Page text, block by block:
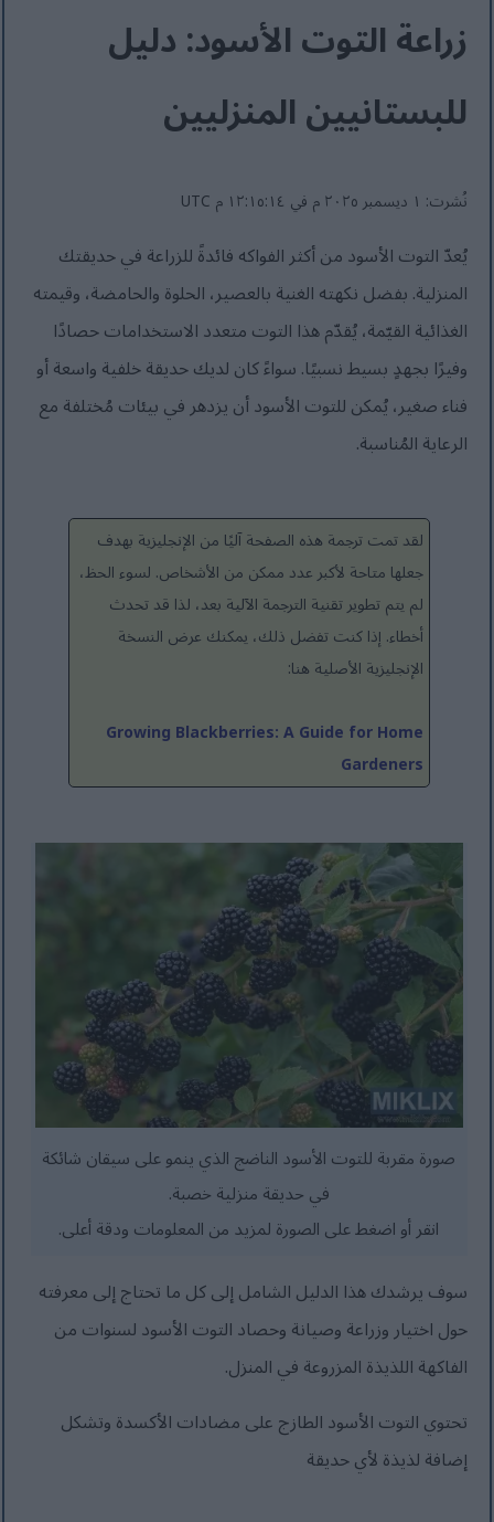
زراعة التوت الأسود: دليل
للبستانيين المنزليين
نُشرت: ١ ديسمبر ٢٠٢٥ م في ١٢:١٥:١٤ م UTC
يُعدّ التوت الأسود من أكثر الفواكه فائدةً للزراعة في حديقتك
المنزلية. بفضل نكهته الغنية بالعصير، الحلوة والحامضة، وقيمته
الغذائية القيّمة، يُقدّم هذا التوت متعدد الاستخدامات حصادًا
وفيرًا بجهدٍ بسيط نسبيًا. سواءً كان لديك حديقة خلفية واسعة أو
فناء صغير، يُمكن للتوت الأسود أن يزدهر في بيئات مُختلفة مع
الرعاية المُناسبة.
لقد تمت ترجمة هذه الصفحة آليًا من الإنجليزية بهدف
جعلها متاحة لأكبر عدد ممكن من الأشخاص. لسوء الحظ،
لم يتم تطوير تقنية الترجمة الآلية بعد، لذا قد تحدث
أخطاء. إذا كنت تفضل ذلك، يمكنك عرض النسخة
الإنجليزية الأصلية هنا:
Growing Blackberries: A Guide for Home
Gardeners
صورة مقربة للتوت الأسود الناضج الذي ينمو على سيقان شائكة
في حديقة منزلية خصبة.
انقر أو اضغط على الصورة لمزيد من المعلومات ودقة أعلى.
سوف يرشدك هذا الدليل الشامل إلى كل ما تحتاج إلى معرفته
حول اختيار وزراعة وصيانة وحصاد التوت الأسود لسنوات من
الفاكهة اللذيذة المزروعة في المنزل.
تحتوي التوت الأسود الطازج على مضادات الأكسدة وتشكل
إضافة لذيذة لأي حديقة